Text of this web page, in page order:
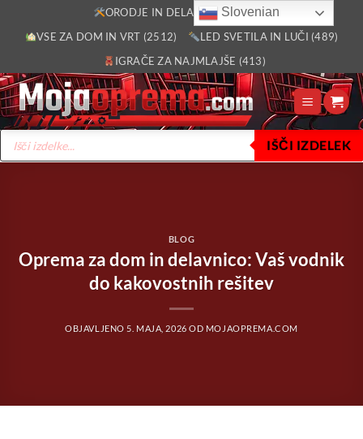
ORODJE IN DELAVNICA (2805)
VSE ZA DOM IN VRT (2512)
LED SVETILA IN LUČI (489)
IGRAČE ZA NAJMLAJŠE (413)
Products
search
IŠČI IZDELEK
BLOG
Oprema za dom in delavnico: Vaš vodnik
do kakovostnih rešitev
OBJAVLJENO 5. MAJA, 2026 OD MOJAOPREMA.COM
Slovenian